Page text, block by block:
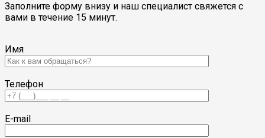
Заполните форму внизу и наш специалист свяжется с
вами в течение 15 минут.
Имя
Телефон
E-mail